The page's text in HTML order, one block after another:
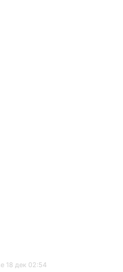
18 дек 02:54